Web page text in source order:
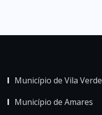
Município de Vila Verde
Município de Amares